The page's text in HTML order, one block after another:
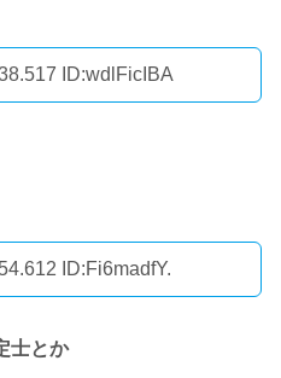
ID:wdlFicIBA
ID:Fi6madfY.
士とか